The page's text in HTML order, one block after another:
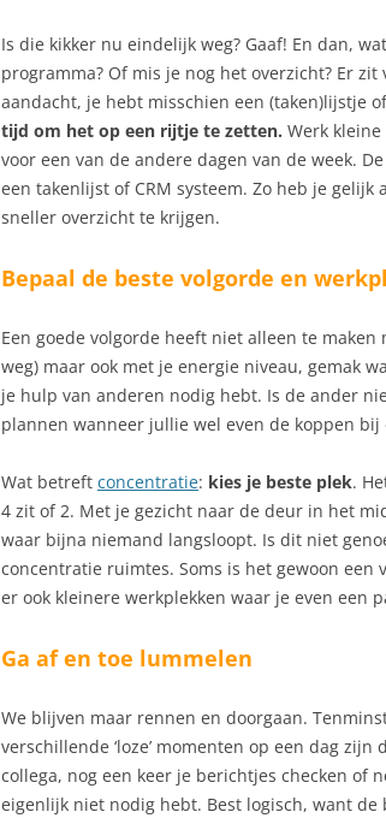
Is die kikker nu eindelijk weg? Gaaf! En dan,
programma? Of mis je nog het overzicht? Er zit
aandacht, je hebt misschien een (taken)lijstje
tijd om het op een rijtje te zetten. Werk
voor een van de andere dagen van de week.
een takenlijst of CRM systeem. Zo heb je
sneller overzicht te krijgen.
Bepaal de beste volgorde en
Een goede volgorde heeft niet alleen te maken
weg) maar ook met je energie niveau, gemak
je hulp van anderen nodig hebt. Is de ander
plannen wanneer jullie wel even de koppen bij
Wat betreft concentratie: kies je beste plek.
4 zit of 2. Met je gezicht naar de deur in het
waar bijna niemand langsloopt. Is dit niet
concentratie ruimtes. Soms is het gewoon een
er ook kleinere werkplekken waar je even een
Ga af en toe lummelen
We blijven maar rennen en doorgaan.
verschillende ‘loze’ momenten op een dag
collega, nog een keer je berichtjes checken of
eigenlijk niet nodig hebt. Best logisch, want